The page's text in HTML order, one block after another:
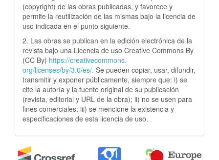
(copyright) de las obras publicadas, y favorece y
permite la reutilización de las mismas bajo la licencia de
uso indicada en el punto siguiente.
2. Las obras se publican en la edición electrónica de la
revista bajo una Licencia de uso Creative Commons By
(CC By) https://creativecommons.
org/licenses/by/3.0/es/. Se pueden copiar, usar, difundir,
transmitir y exponer públicamente, siempre que: i) se
cite la autoría y la fuente original de su publicación
(revista, editorial y URL de la obra); ii) no se usen para
fines comerciales; iii) se mencione la existencia y
especificaciones de esta licencia de uso.